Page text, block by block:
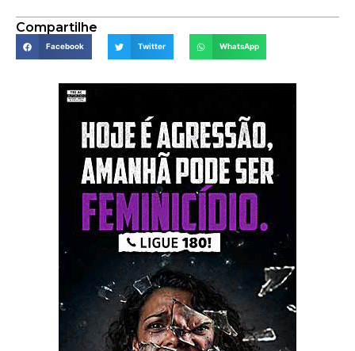
Compartilhe
Facebook Twitter WhatsApp